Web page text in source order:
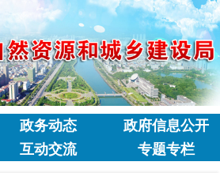
政务动态
政府信息公开
互动交流 专题专栏